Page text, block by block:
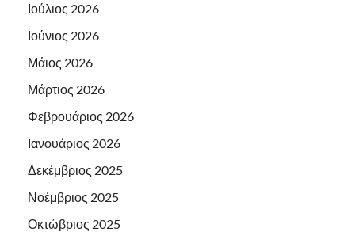
Ιούλιος 2026
Ιούνιος 2026
Μάιος 2026
Μάρτιος 2026
Φεβρουάριος 2026
Ιανουάριος 2026
Δεκέμβριος 2025
Νοέμβριος 2025
Οκτώβριος 2025